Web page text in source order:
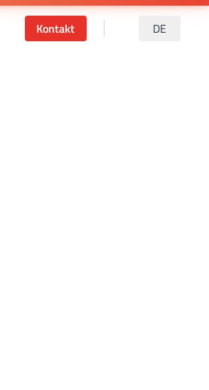
Kontakt DE